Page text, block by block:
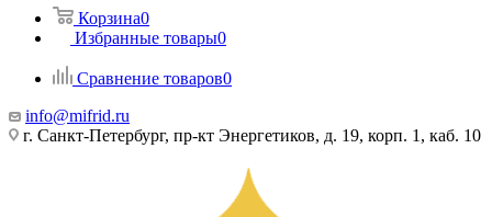
Корзина0
Избранные товары0
Сравнение товаров0
info@mifrid.ru
г. Санкт-Петербург, пр-кт Энергетиков, д. 19, корп. 1, каб. 10